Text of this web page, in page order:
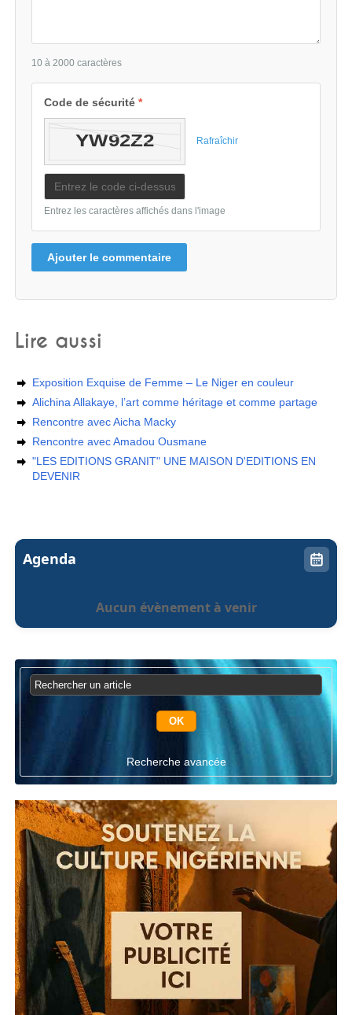
10 à 2000 caractères
Code de sécurité*
Rafraîchir
Entrez les caractères affichés dans l'image
Ajouter le commentaire
Lire aussi
Exposition Exquise de Femme – Le Niger en couleur
Alichina Allakaye, l’art comme héritage et comme partage
Rencontre avec Aicha Macky
Rencontre avec Amadou Ousmane
"LES EDITIONS GRANIT" UNE MAISON D'EDITIONS EN
DEVENIR
Agenda
Aucun évènement à venir
Recherche avancée